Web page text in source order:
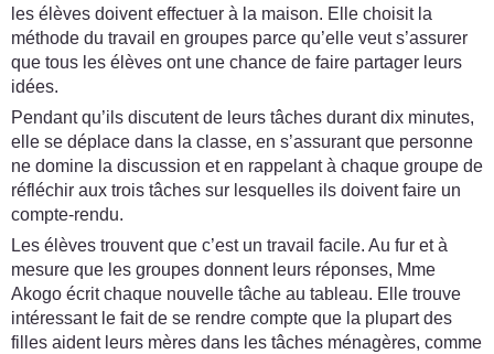
les élèves doivent effectuer à la maison. Elle choisit la
méthode du travail en groupes parce qu’elle veut s’assurer
que tous les élèves ont une chance de faire partager leurs
idées.
Pendant qu’ils discutent de leurs tâches durant dix minutes,
elle se déplace dans la classe, en s’assurant que personne
ne domine la discussion et en rappelant à chaque groupe de
réfléchir aux trois tâches sur lesquelles ils doivent faire un
compte-rendu.
Les élèves trouvent que c’est un travail facile. Au fur et à
mesure que les groupes donnent leurs réponses, Mme
Akogo écrit chaque nouvelle tâche au tableau. Elle trouve
intéressant le fait de se rendre compte que la plupart des
filles aident leurs mères dans les tâches ménagères, comme